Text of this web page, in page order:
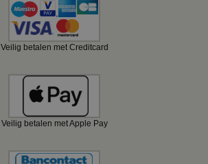
Veilig betalen met Creditcard
Veilig betalen met Apple Pay